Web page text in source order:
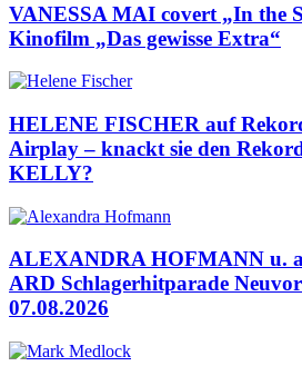
VANESSA MAI covert „In the
Kinofilm „Das gewisse Extra“
HELENE FISCHER auf
Airplay – knackt sie den
KELLY?
ALEXANDRA HOFMANN u.
ARD Schlagerhitparade
07.08.2026